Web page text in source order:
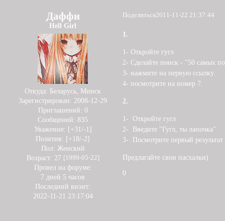
Поделиться2011-11-22 21:37:44
Даффи
Hell Girl
Откуда: Беларусь, Минск
Зарегистрирован: 2008-12-29
Приглашений: 0
Сообщений: 835
Уважение: [+31/-1]
Позитив: [+18/-2]
Пол: Женский
Возраст: 27 [1999-05-22]
Провел на форуме:
7 дней 5 часов
Последний визит:
2022-11-21 23:17:04
1.
1- Откройте гугл
2- Сделайте поиск - "50 самых
3- нажмите на первую ссылку.
4- посмотрите на номер 7.
2.
1- Откройте гугл
2- Введите "Гугл, ты лапочка"
3- Посмотрите первый результат
Предлагайте свои пасхалки)
0